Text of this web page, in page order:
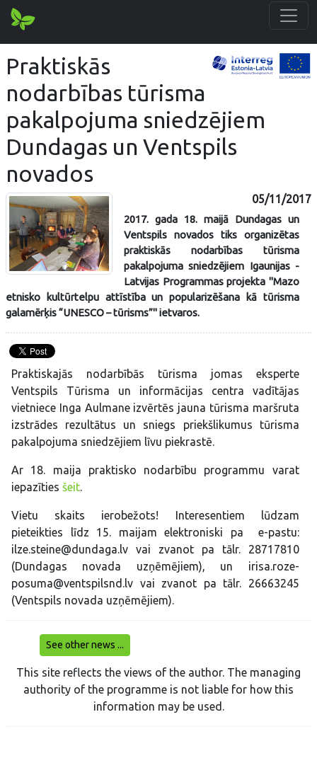
Praktiskās
nodarbības tūrisma
pakalpojuma sniedzējiem
Dundagas un Ventspils
novados
05/11/2017
2017. gada 18. maijā Dundagas un
Ventspils novados tiks organizētas
praktiskās nodarbības tūrisma
pakalpojuma sniedzējiem Igaunijas -
Latvijas Programmas projekta "Mazo
etnisko kultūrtelpu attīstība un popularizēšana kā tūrisma
galamērķis “UNESCO – tūrisms”" ietvaros.
Praktiskajās nodarbībās tūrisma jomas eksperte
Ventspils Tūrisma un informācijas centra vadītājas
vietniece Inga Aulmane izvērtēs jauna tūrisma maršruta
izstrādes rezultātus un sniegs priekšlikumus tūrisma
pakalpojuma sniedzējiem līvu piekrastē.
Ar 18. maija praktisko nodarbību programmu varat
iepazīties šeit.
Vietu skaits ierobežots! Interesentiem lūdzam
pieteikties līdz 15. maijam elektroniski pa e-pastu:
ilze.steine@dundaga.lv vai zvanot pa tālr. 28717810
(Dundagas novada uzņēmējiem), un irisa.roze-
posuma@ventspilsnd.lv vai zvanot pa tālr. 26663245
(Ventspils novada uzņēmējiem).
See other news ...
This site reflects the views of the author. The managing
authority of the programme is not liable for how this
information may be used.